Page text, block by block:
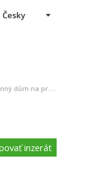
Česky
dům na prodej Margecany
inzerát